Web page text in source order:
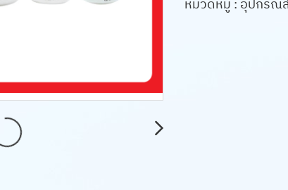
หมวดหมู่ : อุปกรณ์